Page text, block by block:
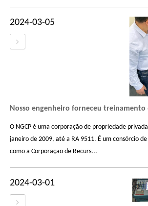
2024-03-05
O NGCP é uma corporação de propriedade
janeiro de 2009, até a RA 9511. É um consórcio
como a Corporação de Recurs...
2024-03-01